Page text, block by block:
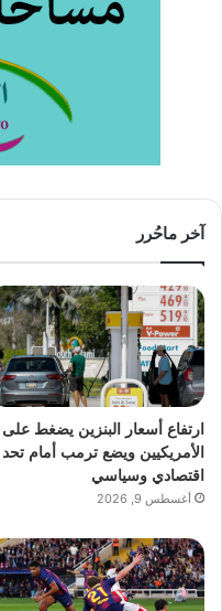
آخر ماحُرر
ارتفاع أسعار البنزين يضغط على
الأمريكيين ويضع ترمب أمام تحد
اقتصادي وسياسي
أغسطس 9, 2026